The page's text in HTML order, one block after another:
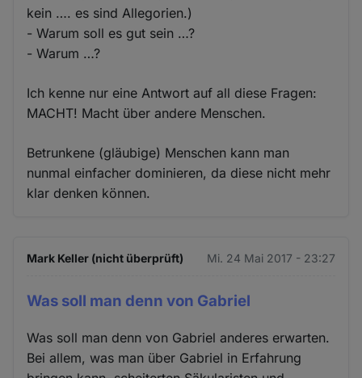
kein …. es sind Allegorien.)
- Warum soll es gut sein …?
- Warum …?
Ich kenne nur eine Antwort auf all diese Fragen:
MACHT! Macht über andere Menschen.
Betrunkene (gläubige) Menschen kann man
nunmal einfacher dominieren, da diese nicht mehr
klar denken können.
Mark Keller (nicht überprüft) Mi. 24 Mai 2017 - 23:27
Was soll man denn von Gabriel
Was soll man denn von Gabriel anderes erwarten.
Bei allem, was man über Gabriel in Erfahrung